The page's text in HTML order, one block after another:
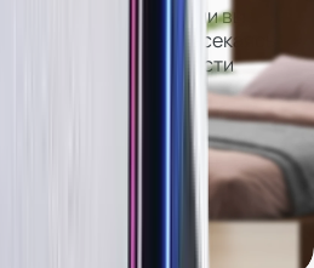
так, что в студии вы
от всех, не пересекаясь
Это позволит вам вести
и спокойно,
и оставаться анонимной.
могут работать
и полностью удалённо.